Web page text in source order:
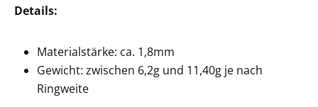
Details:
Materialstärke: ca. 1,8mm
Gewicht: zwischen 6,2g und 11,40g je nach
Ringweite